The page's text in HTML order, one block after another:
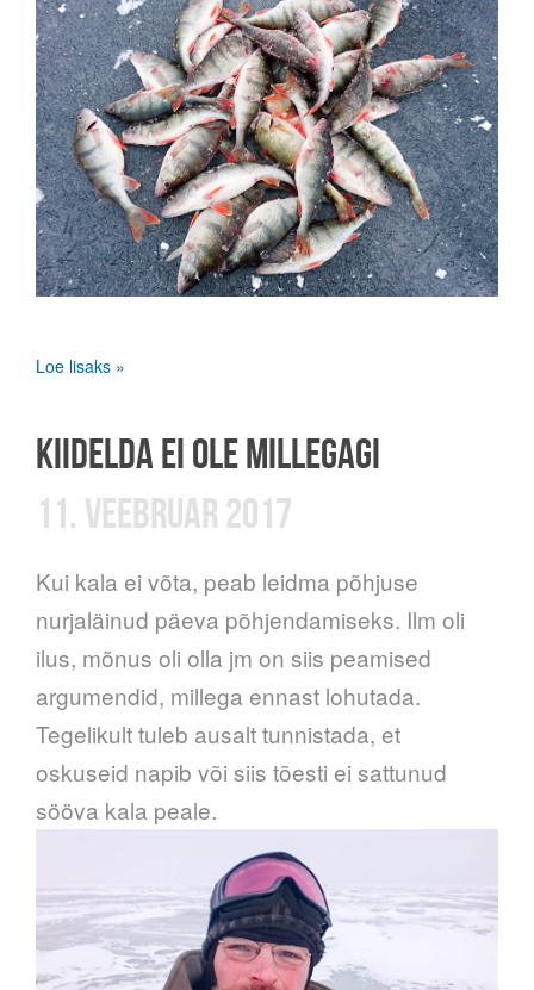
Loe lisaks »
KIIDELDA EI OLE MILLEGAGI
11. VEEBRUAR 2017
Kui kala ei võta, peab leidma põhjuse
nurjaläinud päeva põhjendamiseks. Ilm oli
ilus, mõnus oli olla jm on siis peamised
argumendid, millega ennast lohutada.
Tegelikult tuleb ausalt tunnistada, et
oskuseid napib või siis tõesti ei sattunud
sööva kala peale.